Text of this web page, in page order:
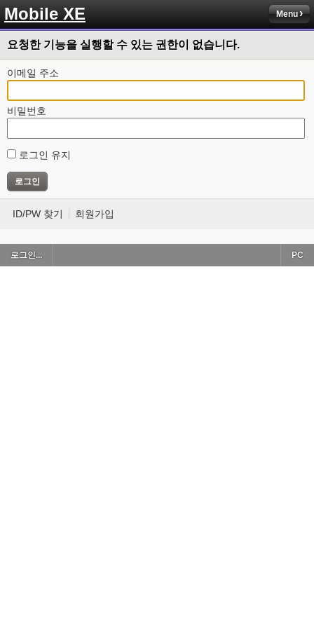
Mobile XE Menu
요청한 기능을 실행할 수 있는 권한이 없습니다.
이메일 주소
비밀번호
로그인 유지
ID/PW 찾기 회원가입
로그인... PC